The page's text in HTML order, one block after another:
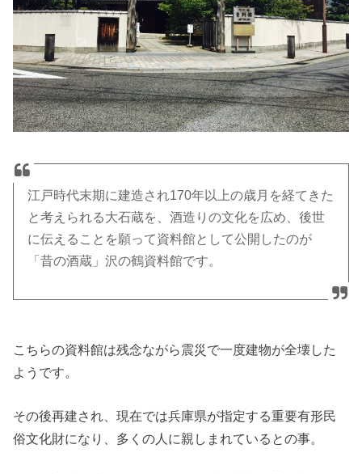
江戸時代末期に建造され170年以上の歳月を経てきた
と考えられる大石蔵を、酒造りの文化を広め、後世
に伝えることを願って資料館として公開したのが
「昔の酒蔵」沢の鶴資料館です。
こちらの資料館は残念ながら震災で一度建物が全壊した
ようです。
その後再建され、現在では兵庫県が指定する重要有形民
俗文化財になり、多くの人に親しまれているとの事。